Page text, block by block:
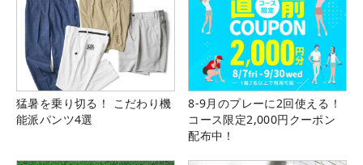
猛暑を乗り切る！ こだわり機
能派パンツ4選
8-9月のプレーに2回使える！
コース限定2,000円クーポン
配布中！